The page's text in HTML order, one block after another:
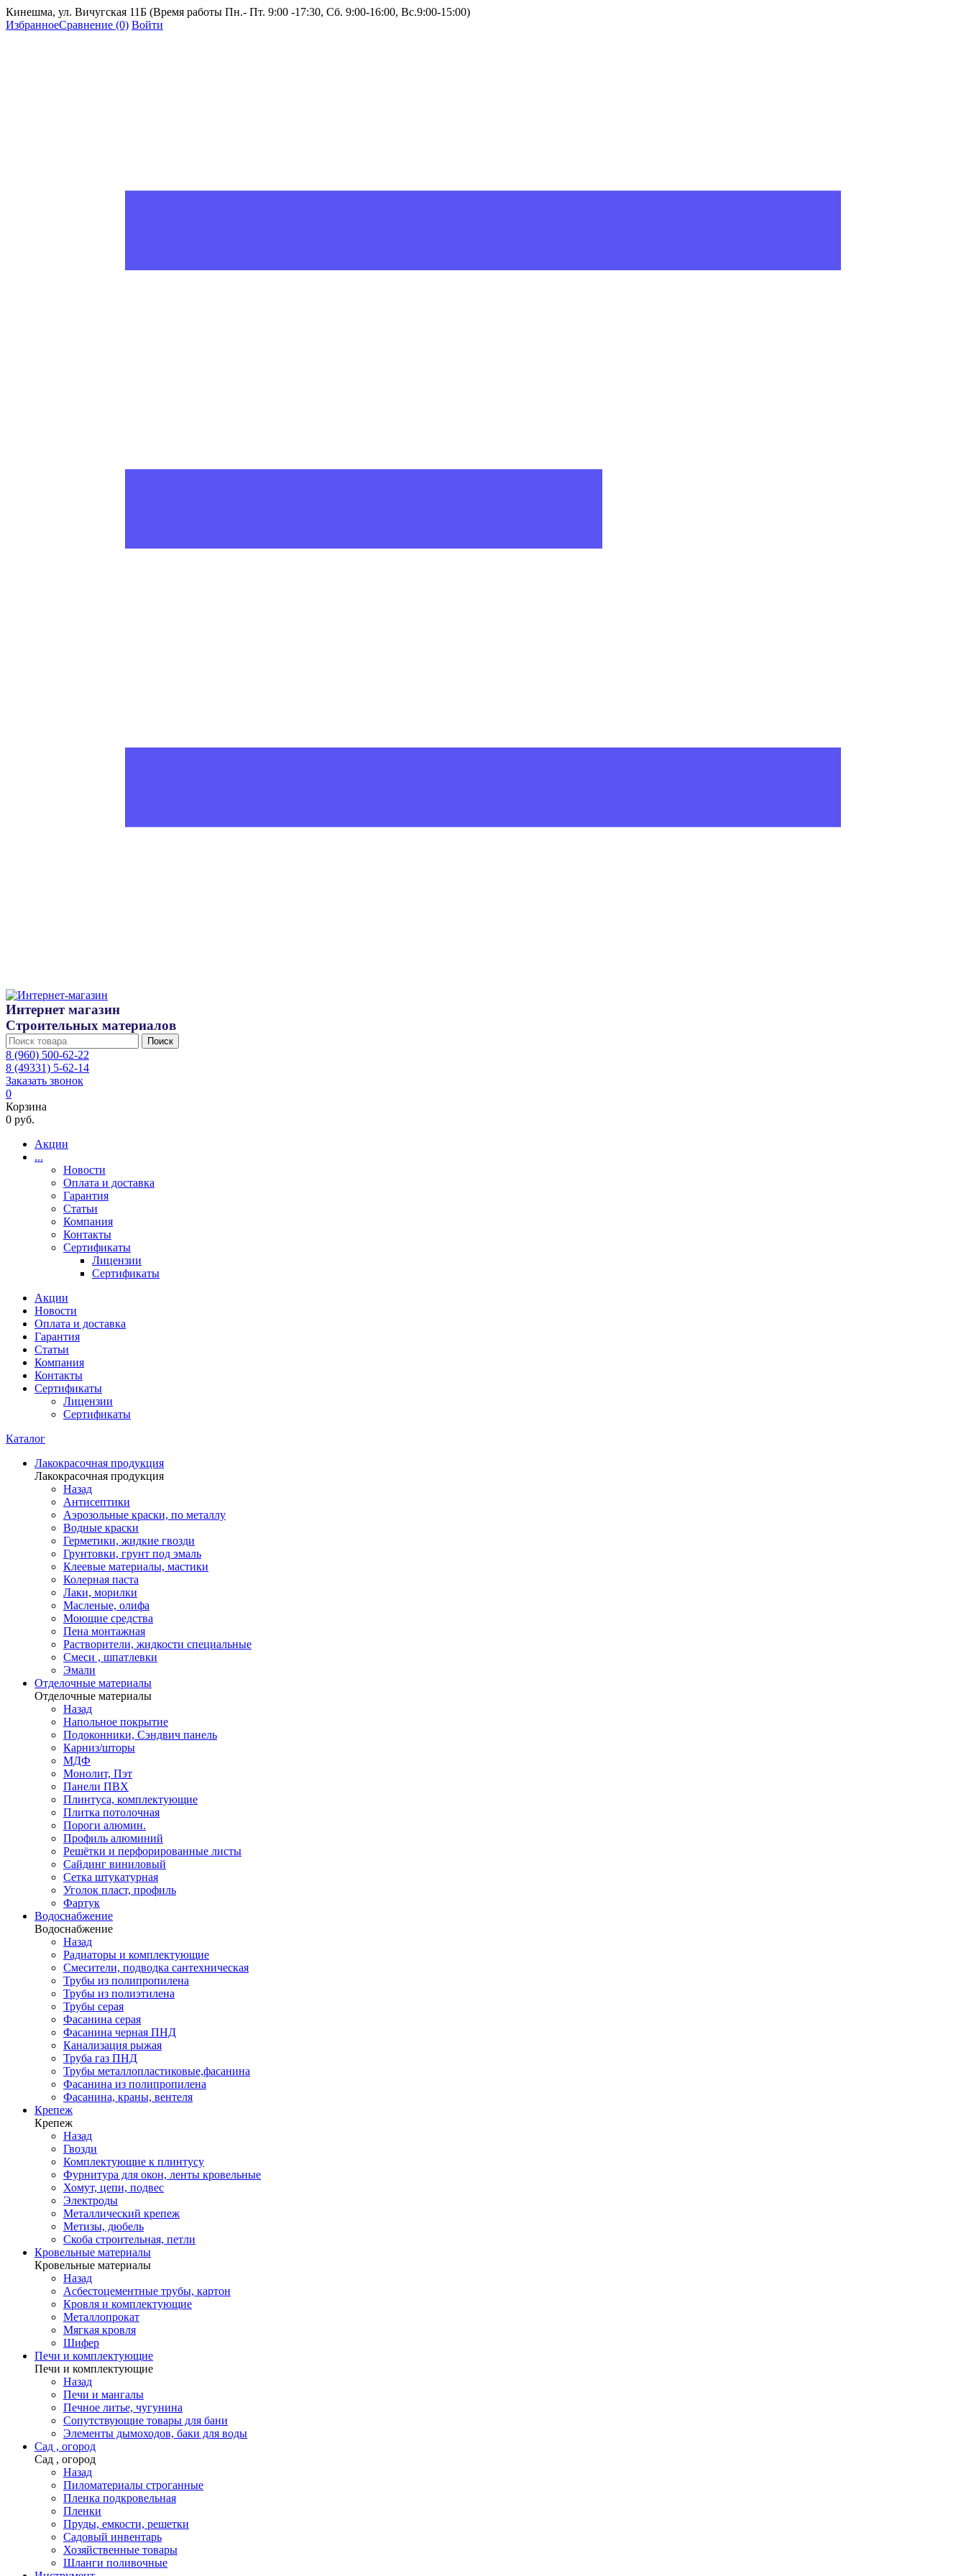
Кинешма, ул. Вичугская 11Б (Время работы Пн.- Пт. 9:00 -17:30, Сб. 9:00-16:00, Вс.9:00-15:00)
ИзбранноеСравнение (0) Войти
Интернет магазин
Строительных материалов
Поиск
8 (960) 500-62-22
8 (49331) 5-62-14
Заказать звонок
0
Корзина
0 руб.
Акции
...
Новости
Оплата и доставка
Гарантия
Статьи
Компания
Контакты
Сертификаты
Лицензии
Сертификаты
Акции
Новости
Оплата и доставка
Гарантия
Статьи
Компания
Контакты
Сертификаты
Лицензии
Сертификаты
Каталог
Лакокрасочная продукция
Лакокрасочная продукция
Назад
Антисептики
Аэрозольные краски, по металлу
Водные краски
Герметики, жидкие гвозди
Грунтовки, грунт под эмаль
Клеевые материалы, мастики
Колерная паста
Лаки, морилки
Масленые, олифа
Моющие средства
Пена монтажная
Растворители, жидкости специальные
Смеси , шпатлевки
Эмали
Отделочные материалы
Отделочные материалы
Назад
Напольное покрытие
Подоконники, Сэндвич панель
Карниз/шторы
МДФ
Монолит, Пэт
Панели ПВХ
Плинтуса, комплектующие
Плитка потолочная
Пороги алюмин.
Профиль алюминий
Решётки и перфорированные листы
Сайдинг виниловый
Сетка штукатурная
Уголок пласт, профиль
Фартук
Водоснабжение
Водоснабжение
Назад
Радиаторы и комплектующие
Смесители, подводка сантехническая
Трубы из полипропилена
Трубы из полиэтилена
Трубы серая
Фасанина серая
Фасанина черная ПНД
Канализация рыжая
Труба газ ПНД
Трубы металлопластиковые,фасанина
Фасанина из полипропилена
Фасанина, краны, вентеля
Крепеж
Крепеж
Назад
Гвозди
Комплектующие к плинтусу
Фурнитура для окон, ленты кровельные
Хомут, цепи, подвес
Электроды
Металлический крепеж
Метизы, дюбель
Скоба строительная, петли
Кровельные материалы
Кровельные материалы
Назад
Асбестоцементные трубы, картон
Кровля и комплектующие
Металлопрокат
Мягкая кровля
Шифер
Печи и комплектующие
Печи и комплектующие
Назад
Печи и мангалы
Печное литье, чугунина
Сопутствующие товары для бани
Элементы дымоходов, баки для воды
Сад , огород
Сад , огород
Назад
Пиломатериалы строганные
Пленка подкровельная
Пленки
Пруды, емкости, решетки
Садовый инвентарь
Хозяйственные товары
Шланги поливочные